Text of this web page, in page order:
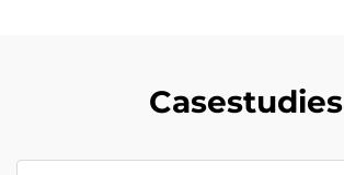
Casestudies